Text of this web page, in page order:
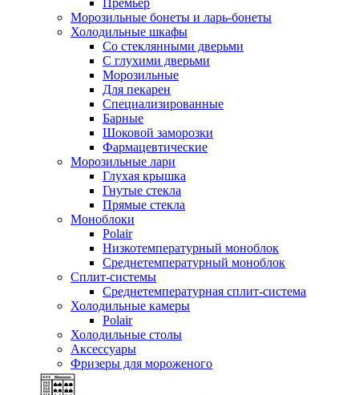
Морозильные бонеты и ларь-бонеты
Холодильные шкафы
Со стеклянными дверьми
С глухими дверьми
Морозильные
Для пекарен
Специализированные
Барные
Шоковой заморозки
Фармацевтические
Морозильные лари
Глухая крышка
Гнутые стекла
Прямые стекла
Моноблоки
Polair
Низкотемпературный моноблок
Среднетемпературный моноблок
Сплит-системы
Среднетемпературная сплит-система
Холодильные камеры
Polair
Холодильные столы
Аксессуары
Фризеры для мороженого